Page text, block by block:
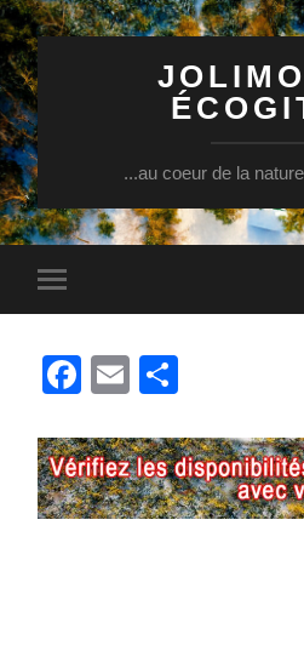
...au coeur de la
mobile
Facebook
Email